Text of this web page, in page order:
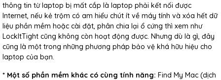
thông tin từ laptop bị mất cắp là laptop phải kết nối được
Internet, nếu kẻ trộm có am hiểu chút ít về máy tính và xóa hết dữ
liệu phần mềm hoặc cài đặt, phân chia lại ổ cứng thì xem như
LockItTight cũng không còn hoạt động được. Nhưng dù là gì, đây
cũng là một trong những phương pháp bảo vệ khá hữu hiệu cho
laptop của bạn.
* Một số phần mềm khác có cùng tính năng: Find My Mac (dịch